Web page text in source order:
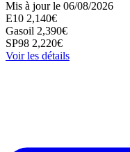
Mis à jour le 06/08/2026
E10 2,140€
Gasoil 2,390€
SP98 2,220€
Voir les détails